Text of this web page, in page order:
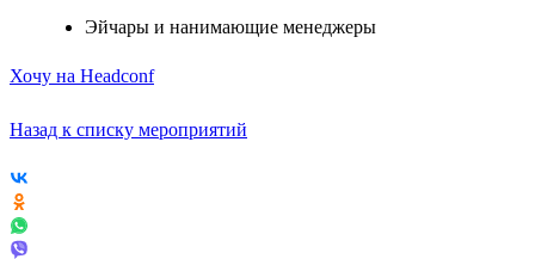
Эйчары и нанимающие менеджеры
Хочу на Headconf
Назад к списку мероприятий